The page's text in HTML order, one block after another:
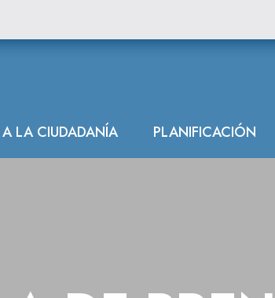
LA CIUDADANÍA PLANIFICACIÓN